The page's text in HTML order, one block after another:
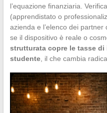
l’equazione finanziaria.
(apprendistato o
azienda e l’elenco dei
se il dispositivo è reale o
strutturata copre le tasse di
studente, il che cambia